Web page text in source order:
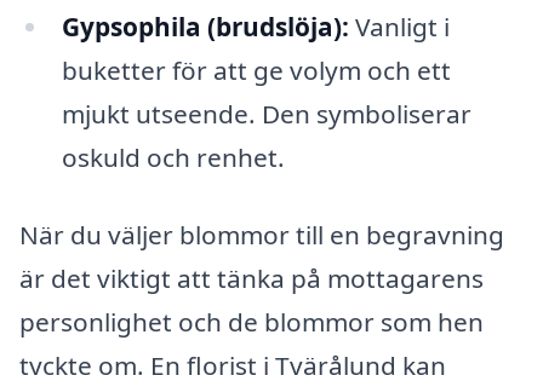
Gypsophila (brudslöja): Vanligt i
buketter för att ge volym och ett
mjukt utseende. Den symboliserar
oskuld och renhet.
När du väljer blommor till en begravning
är det viktigt att tänka på mottagarens
personlighet och de blommor som hen
tyckte om. En florist i Tvärålund kan